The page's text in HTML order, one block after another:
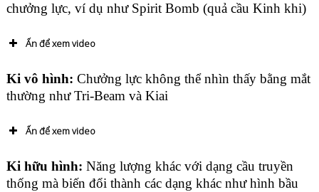
(Các loại võ công trong Dragon Ball – Võ thuật trong Dragon Ball,type of skill dragon
chưởng lực, ví dụ như Spirit Bomb (quả cầu Kinh khi)
Ấn để xem video
Ki vô hình: Chưởng lực không thể nhìn thấy bằng mắt
thường như Tri-Beam và Kiai
Ấn để xem video
Ki hữu hình: Năng lượng khác với dạng cầu truyền
thống mà biến đổi thành các dạng khác như hình bầu